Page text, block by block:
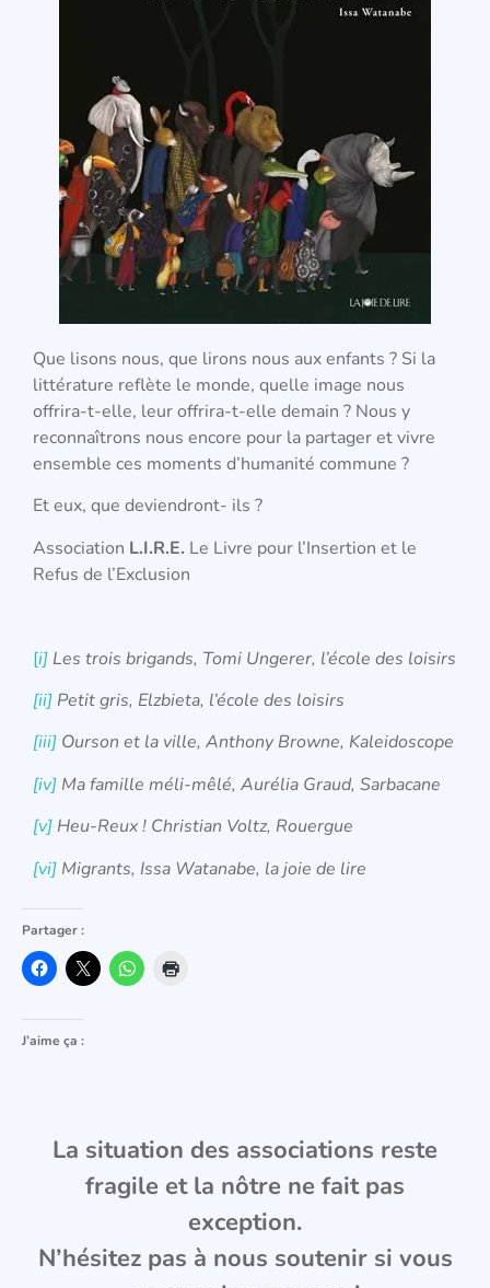
Que lisons nous, que lirons nous aux enfants ? Si la
littérature reflète le monde, quelle image nous
offrira-t-elle, leur offrira-t-elle demain ? Nous y
reconnaîtrons nous encore pour la partager et vivre
ensemble ces moments d’humanité commune ?
Et eux, que deviendront- ils ?
Association L.I.R.E. Le Livre pour l’Insertion et le
Refus de l’Exclusion
[i] Les trois brigands, Tomi Ungerer, l’école des loisirs
[ii] Petit gris, Elzbieta, l’école des loisirs
[iii] Ourson et la ville, Anthony Browne, Kaleidoscope
[iv] Ma famille méli-mêlé, Aurélia Graud, Sarbacane
[v] Heu-Reux ! Christian Voltz, Rouergue
[vi] Migrants, Issa Watanabe, la joie de lire
Partager :
J’aime ça :
La situation des associations reste
fragile et la nôtre ne fait pas
exception.
N’hésitez pas à nous soutenir si vous